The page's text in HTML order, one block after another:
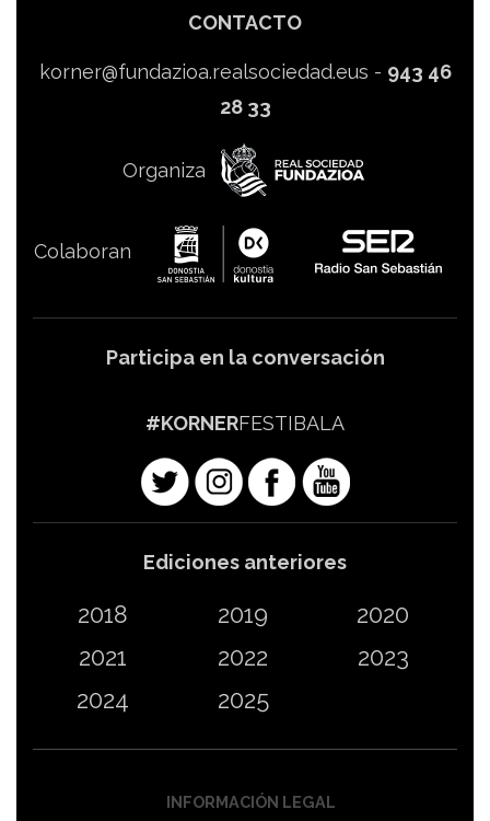
CONTACTO
korner@fundazioa.realsociedad.eus - 943 46
28 33
Organiza
Colaboran
Participa en la conversación
#KORNERFESTIBALA
Ediciones anteriores
2018 2019
2020
2021
2022
2023
2024
2025
INFORMACIÓN LEGAL